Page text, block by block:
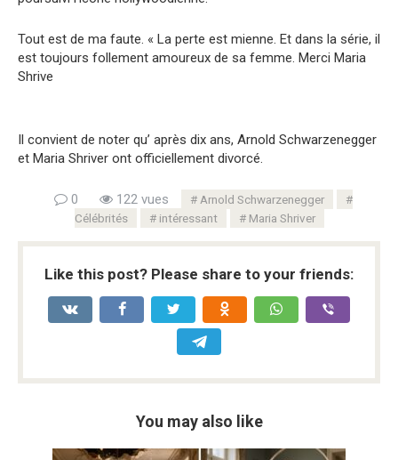
Tout est de ma faute. « La perte est mienne. Et dans la série, il
est toujours follement amoureux de sa femme. Merci Maria
Shrive
Il convient de noter qu’ après dix ans, Arnold Schwarzenegger
et Maria Shriver ont officiellement divorcé.
0 122 vues
Arnold Schwarzenegger
Célébrités
intéressant Maria Shriver
Like this post? Please share to your friends:
You may also like